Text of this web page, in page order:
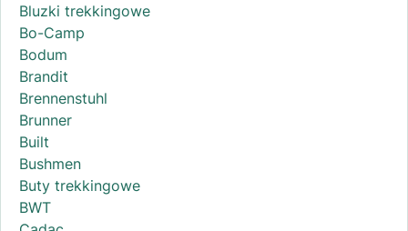
Bluzki trekkingowe
Bo-Camp
Bodum
Brandit
Brennenstuhl
Brunner
Built
Bushmen
Buty trekkingowe
BWT